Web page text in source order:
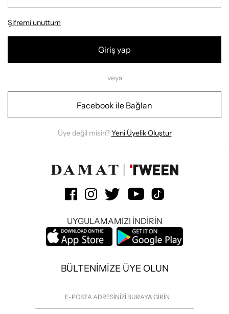
Şifremi unuttum
Giriş yap
veya
Facebook ile Bağlan
Üye değil misin?Yeni Üyelik Oluştur
UYGULAMAMIZI İNDİRİN
BÜLTENİMİZE ÜYE OLUN